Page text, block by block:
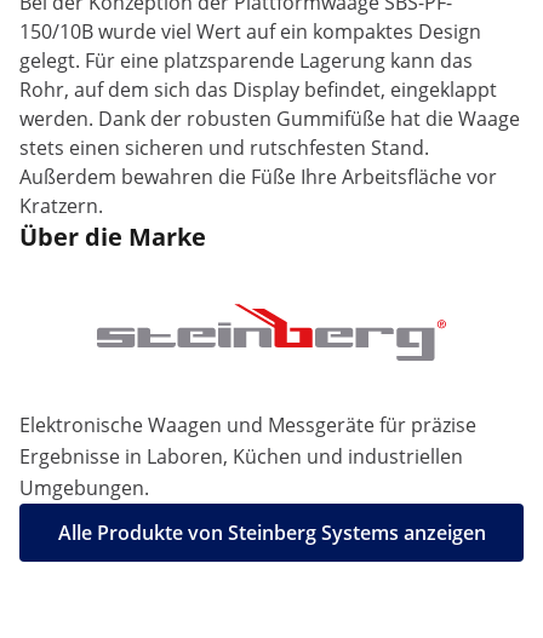
150/10B wurde viel Wert auf ein kompaktes Design
gelegt. Für eine platzsparende Lagerung kann das
Rohr, auf dem sich das Display befindet, eingeklappt
werden. Dank der robusten Gummifüße hat die Waage
stets einen sicheren und rutschfesten Stand.
Außerdem bewahren die Füße Ihre Arbeitsfläche vor
Kratzern.
Über die Marke
Elektronische Waagen und Messgeräte für präzise
Ergebnisse in Laboren, Küchen und industriellen
Umgebungen.
Alle Produkte von Steinberg Systems anzeigen